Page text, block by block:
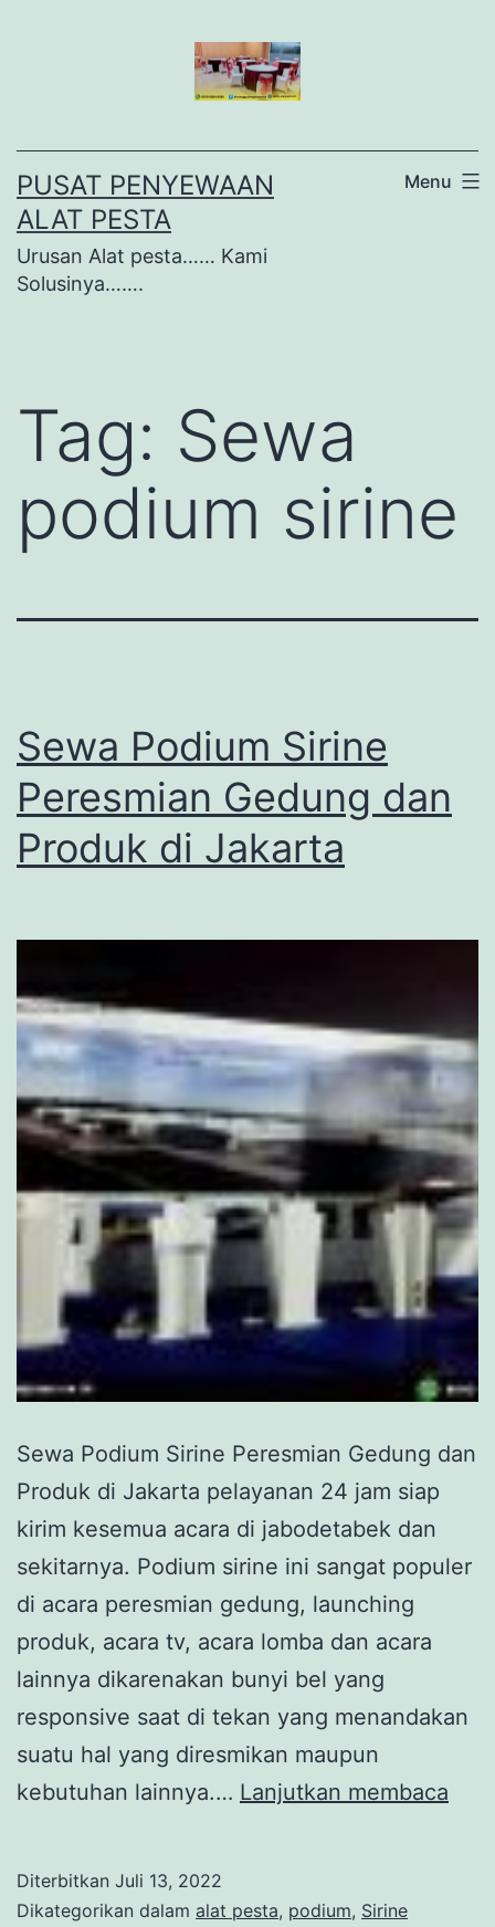
PUSAT PENYEWAAN
ALAT PESTA
Urusan Alat pesta…… Kami
Solusinya…….
Menu
Tag: Sewa
podium sirine
Sewa Podium Sirine
Peresmian Gedung dan
Produk di Jakarta
Sewa Podium Sirine Peresmian Gedung dan
Produk di Jakarta pelayanan 24 jam siap
kirim kesemua acara di jabodetabek dan
sekitarnya. Podium sirine ini sangat populer
di acara peresmian gedung, launching
produk, acara tv, acara lomba dan acara
lainnya dikarenakan bunyi bel yang
responsive saat di tekan yang menandakan
suatu hal yang diresmikan maupun
kebutuhan lainnya.… Lanjutkan membaca
Diterbitkan Juli 13, 2022
Dikategorikan dalam alat pesta, podium, Sirine